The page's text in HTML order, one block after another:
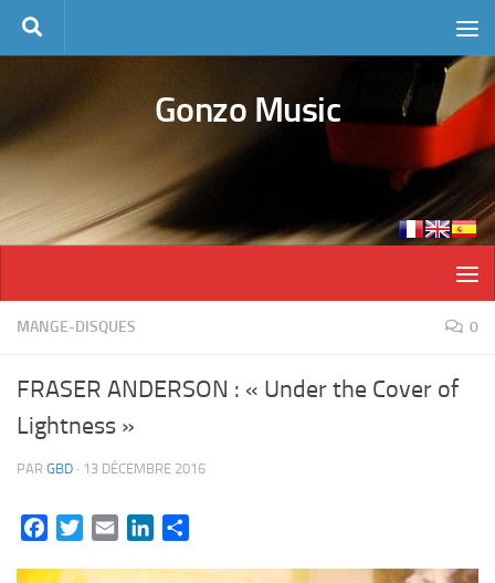
Skip to content
Gonzo Music
MANGE-DISQUES 0
FRASER ANDERSON : « Under the Cover of
Lightness »
PAR GBD · 13 DÉCEMBRE 2016
FacebookTwitterEmail LinkedIn